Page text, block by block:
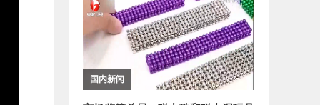
国内新闻